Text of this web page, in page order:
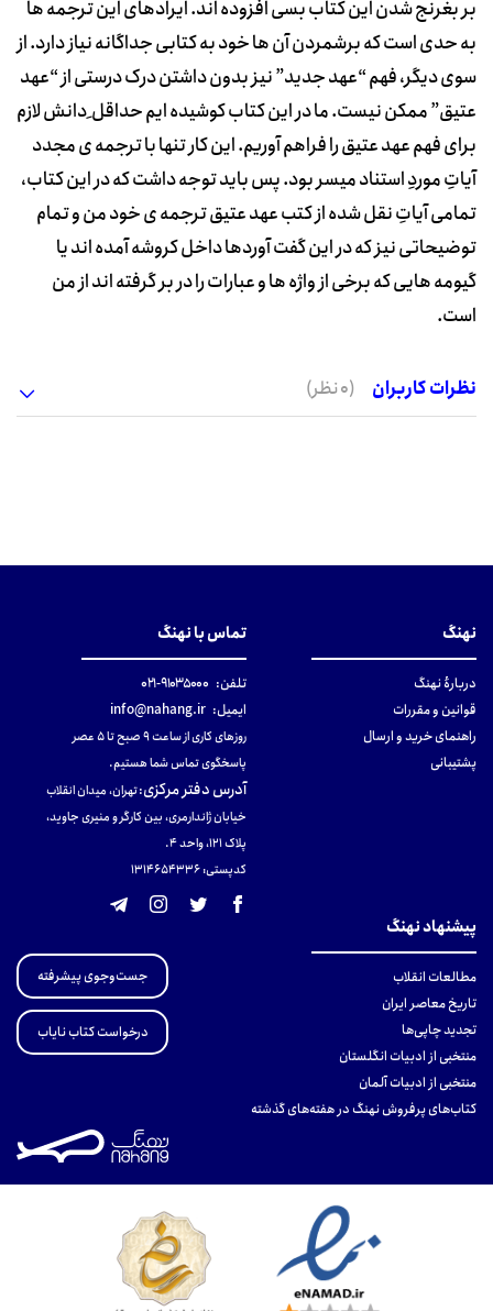
بر بغرنج شدن این کتاب بسی افزوده اند. ایرادهای این ترجمه ها
به حدی است که برشمردن آن ها خود به کتابی جداگانه نیاز دارد. از
سوی دیگر، فهم “عهد جدید” نیز بدون داشتن درک درستی از “عهد
عتیق” ممکن نیست. ما در این کتاب کوشیده ایم حداقل ِ دانش لازم
برای فهم عهد عتیق را فراهم آوریم. این کار تنها با ترجمه ی مجدد
آیاتِ موردِ استناد میسر بود. پس باید توجه داشت که در این کتاب،
تمامی آیاتِ نقل شده از کتب عهد عتیق ترجمه ی خود من و تمام
توضیحاتی نیز که در این گفت آوردها داخل کروشه آمده اند یا
گیومه هایی که برخی از واژه ها و عبارات را در بر گرفته اند از من
است.
نظرات کاربران (0 نظر)
نهنگ
دربارهٔ نهنگ
قوانین و مقررات
راهنمای خرید و ارسال
پشتیبانی
تماس با نهنگ
تلفن: ۹۱۰۳۵۰۰۰-۰۲۱
ایمیل: info@nahang.ir
روزهای کاری از ساعت ۹ صبح تا ۵ عصر
پاسخگوی تماس شما هستیم.
آدرس دفتر مرکزی:تهران، میدان انقلاب
خیابان ژاندارمری، بین کارگر و منیری جاوید،
پلاک 121، واحد ۴.
کدپستی: 131465433۶
پیشنهاد نهنگ
مطالعات انقلاب
تاریخ معاصر ایران
تجدید چاپی‌ها
منتخبی از ادبیات انگلستان
منتخبی از ادبیات آلمان
کتاب‌های پرفروش نهنگ در هفته‌های گذشته
جست‌وجوی پیشرفته
درخواست کتاب نایاب